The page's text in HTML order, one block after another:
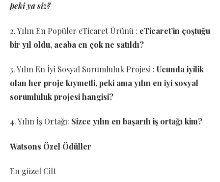
peki ya siz?
2. Yılın En Popüler eTicaret Ürünü : eTicaret’in çoştuğu
bir yıl oldu, acaba en çok ne satıldı?
3. Yılın En İyi Sosyal Sorumluluk Projesi : Ucunda iyilik
olan her proje kıymetli, peki ama yılın en iyi sosyal
sorumluluk projesi hangisi?
4. Yılın İş Ortağı: Sizce yılın en başarılı iş ortağı kim?
Watsons Özel Ödüller
En güzel Cilt